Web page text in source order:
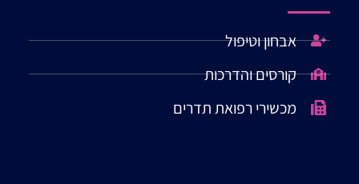
אבחון וטיפול
קורסים והדרכות
מכשירי רפואת תדרים